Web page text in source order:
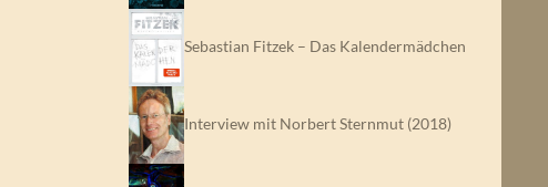
Sebastian Fitzek – Das Kalendermädchen
Interview mit Norbert Sternmut (2018)